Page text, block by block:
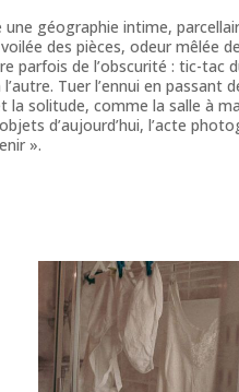
géographie intime,
des pièces, odeur mêlée
parfois de l’obscurité : tic-
Tuer l’ennui en
la solitude, comme la salle à
d’aujourd’hui, l’acte
».